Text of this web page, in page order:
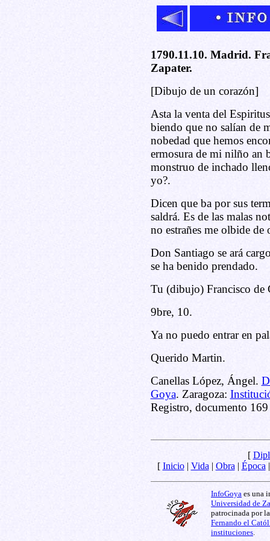
1790.11.10. Madrid.
Zapater.
[Dibujo de un corazón]
Asta la venta del
biendo que no salían de
nobedad que hemos
ermosura de mi nilño an
monstruo de inchado
yo?.
Dicen que ba por sus
saldrá. Es de las malas
no estrañes me olbide de
Don Santiago se ará
se ha benido prendado.
Tu (dibujo) Francisco de
9bre, 10.
Ya no puedo entrar en
Querido Martin.
Canellas López, Ángel.
Goya. Zaragoza:
Registro, documento
[
[ Inicio| Vida | Obra | Época
InfoGoya es una
Universidad de
patrocinada por
Fernando el
instituciones